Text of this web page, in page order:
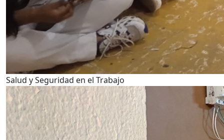
Salud y Seguridad en el Trabajo